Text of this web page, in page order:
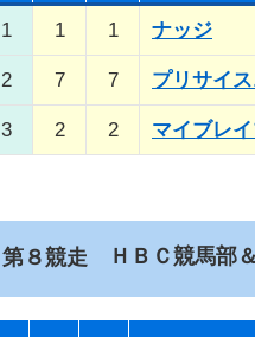
1 1 1 ナッジ
2 7 7 プリサイ
3 2 2 マイブレ
第８競走 ＨＢＣ競馬部